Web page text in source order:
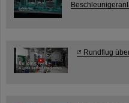
Rundflug